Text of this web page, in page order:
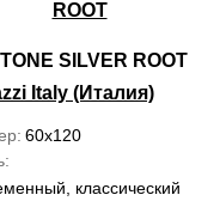
SILVER ROOT
Italy (Италия)
60x120
классический